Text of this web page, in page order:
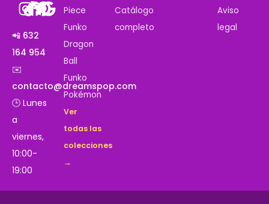
📲 632
164 954
✉️
contacto@dreamspop.com
🕒 Lunes
a
viernes,
10:00-
19:00
Piece
Funko
Dragon
Ball
Funko
Pokémon
Ver
todas las
colecciones
→
Catálogo
completo
Aviso
legal